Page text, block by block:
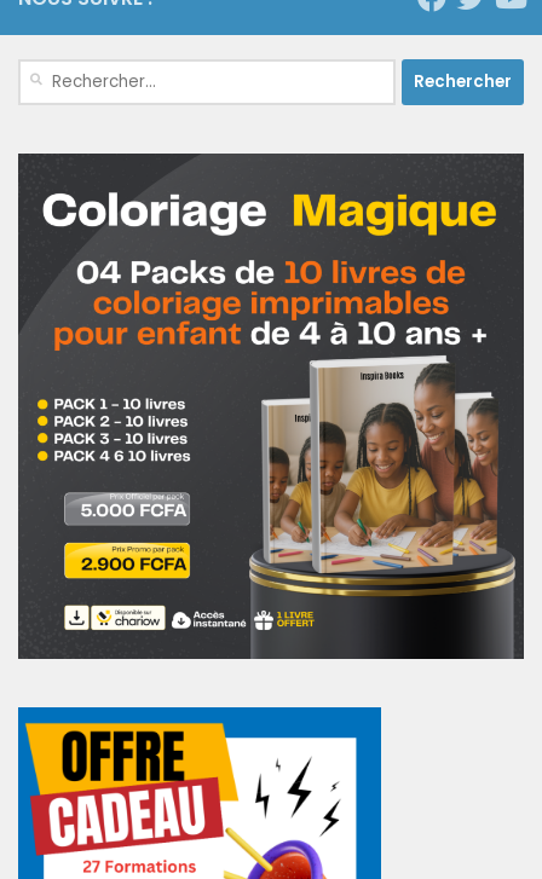
Rechercher :